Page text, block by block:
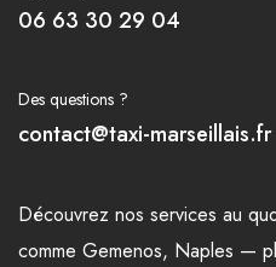
06 63 30 29 04
Des questions ?
contact@taxi-marseillais.fr
Découvrez nos services au
comme Gemenos, Naples —